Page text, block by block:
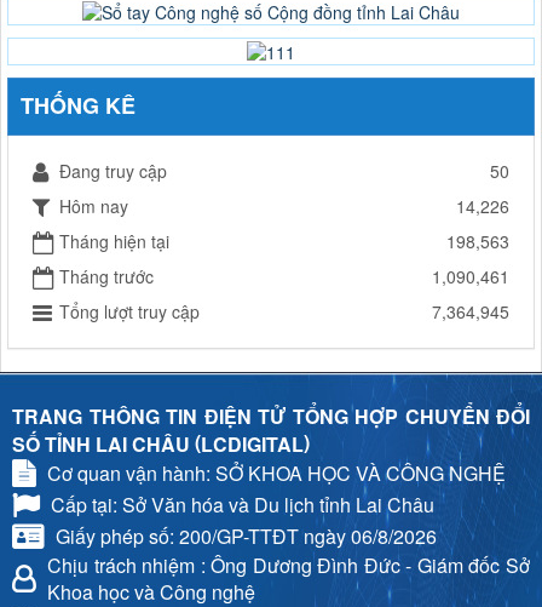
THỐNG KÊ
Đang truy cập
50
Hôm nay
14,226
Tháng hiện tại
198,563
Tháng trước
1,090,461
Tổng lượt truy cập
7,364,945
TRANG THÔNG TIN ĐIỆN TỬ TỔNG HỢP CHUYỂN ĐỔI
SỐ TỈNH LAI CHÂU (LCDIGITAL)
Cơ quan vận hành: SỞ KHOA HỌC VÀ CÔNG NGHỆ
Cấp tại: Sở Văn hóa và Du lịch tỉnh Lai Châu
Giấy phép số: 200/GP-TTĐT ngày 06/8/2026
Chịu trách nhiệm : Ông Dương Đình Đức - Giám đốc Sở
Khoa học và Công nghệ